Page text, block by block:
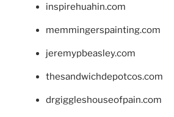
inspirehuahin.com
memmingerspainting.com
jeremypbeasley.com
thesandwichdepotcos.com
drgiggleshouseofpain.com